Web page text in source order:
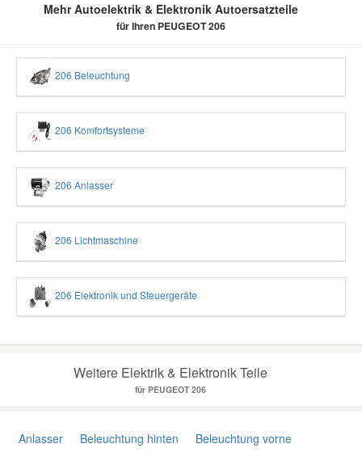
Mehr Autoelektrik & Elektronik Autoersatzteile
für Ihren PEUGEOT 206
206 Beleuchtung
206 Komfortsysteme
206 Anlasser
206 Lichtmaschine
206 Elektronik und Steuergeräte
Weitere Elektrik & Elektronik Teile
für PEUGEOT 206
Anlasser Beleuchtung hinten
Beleuchtung vorne